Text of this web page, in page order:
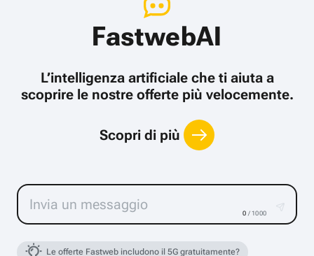
FastwebAI
L’intelligenza artificiale che ti aiuta a
scoprire le nostre offerte più velocemente.
Scopri di più
0 / 1000
Le offerte Fastweb includono il 5G gratuitamente?